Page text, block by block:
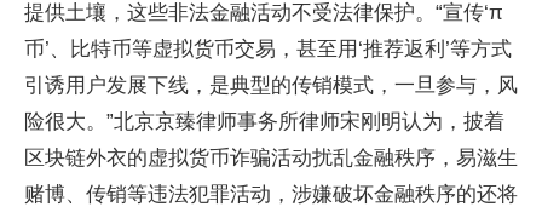
提供土壤，这些非法金融活动不受法律保护。“宣传‘π
币’、比特币等虚拟货币交易，甚至用‘推荐返利’等方式
引诱用户发展下线，是典型的传销模式，一旦参与，风
险很大。”北京京臻律师事务所律师宋刚明认为，披着
区块链外衣的虚拟货币诈骗活动扰乱金融秩序，易滋生
赌博、传销等违法犯罪活动，涉嫌破坏金融秩序的还将